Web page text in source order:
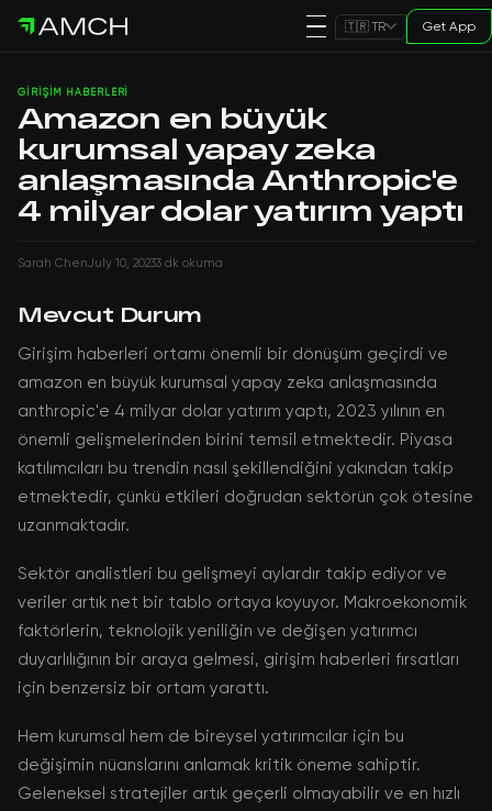
🇹🇷 TR Get App
GIRIŞIM HABERLERI
Amazon en büyük
kurumsal yapay zeka
anlaşmasında Anthropic'e
4 milyar dolar yatırım yaptı
Sarah ChenJuly 10, 20233 dk okuma
Mevcut Durum
Girişim haberleri ortamı önemli bir dönüşüm geçirdi ve
amazon en büyük kurumsal yapay zeka anlaşmasında
anthropic'e 4 milyar dolar yatırım yaptı, 2023 yılının en
önemli gelişmelerinden birini temsil etmektedir. Piyasa
katılımcıları bu trendin nasıl şekillendiğini yakından takip
etmektedir, çünkü etkileri doğrudan sektörün çok ötesine
uzanmaktadır.
Sektör analistleri bu gelişmeyi aylardır takip ediyor ve
veriler artık net bir tablo ortaya koyuyor. Makroekonomik
faktörlerin, teknolojik yeniliğin ve değişen yatırımcı
duyarlılığının bir araya gelmesi, girişim haberleri fırsatları
için benzersiz bir ortam yarattı.
Hem kurumsal hem de bireysel yatırımcılar için bu
değişimin nüanslarını anlamak kritik öneme sahiptir.
Geleneksel stratejiler artık geçerli olmayabilir ve en hızlı